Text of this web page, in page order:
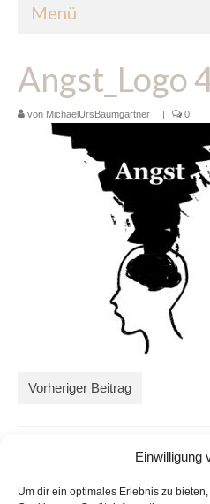
Einwilligung
Um dir ein optimales Erlebnis zu
Menü
Über mich
Glossar
Angst_Logo
von MichaelUrsBaumgartner | | 0
Vorheriger Beitrag